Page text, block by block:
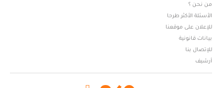
من نحن ؟
الأسئلة الأكثر طرحا
للإعلان على موقعنا
بيانات قانونية
للإتصال بنا
أرشيف